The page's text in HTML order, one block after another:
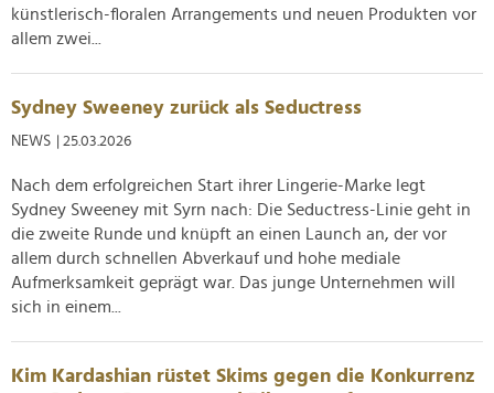
künstlerisch-floralen Arrangements und neuen Produkten vor
allem zwei...
Sydney Sweeney zurück als Seductress
NEWS | 25.03.2026
Nach dem erfolgreichen Start ihrer Lingerie-Marke legt
Sydney Sweeney mit Syrn nach: Die Seductress-Linie geht in
die zweite Runde und knüpft an einen Launch an, der vor
allem durch schnellen Abverkauf und hohe mediale
Aufmerksamkeit geprägt war. Das junge Unternehmen will
sich in einem...
Kim Kardashian rüstet Skims gegen die Konkurrenz